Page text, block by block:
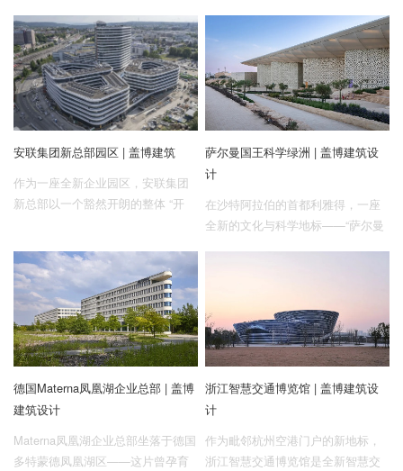
学；与此同时，连续景观将新旧建
筑自然连接，通过巧妙设计，实现
校园的整体新生。
安联集团新总部园区 | 盖博建筑
作为一座全新企业园区，安联集团
新总部以一个豁然开朗的整体 “开
萨尔曼国王科学绿洲 | 盖博建筑设
计
在沙特阿拉伯的首都利雅得，一座
全新的文化与科学地标——“萨尔曼
所设计，不仅是传播知识的殿堂，
也是前瞻性设计理念与可持续发展
策略的集中体现。一片轻盈的曲面
屋顶是建筑的标志，它既似沙漠传
说中的飞毯，又如传统市集的遮阳
篷，并集成太阳能烟囱与雨水收集
系统。在这里，自然遗产与科技不
再割裂，而是以共生的方式面向未
德国Materna凤凰湖企业总部 | 盖博
建筑设计
Materna凤凰湖企业总部坐落于德国
多特蒙德凤凰湖区——这片曾孕育
浙江智慧交通博览馆 | 盖博建筑设
计
作为毗邻杭州空港门户的新地标，
浙江智慧交通博览馆是全新智慧交